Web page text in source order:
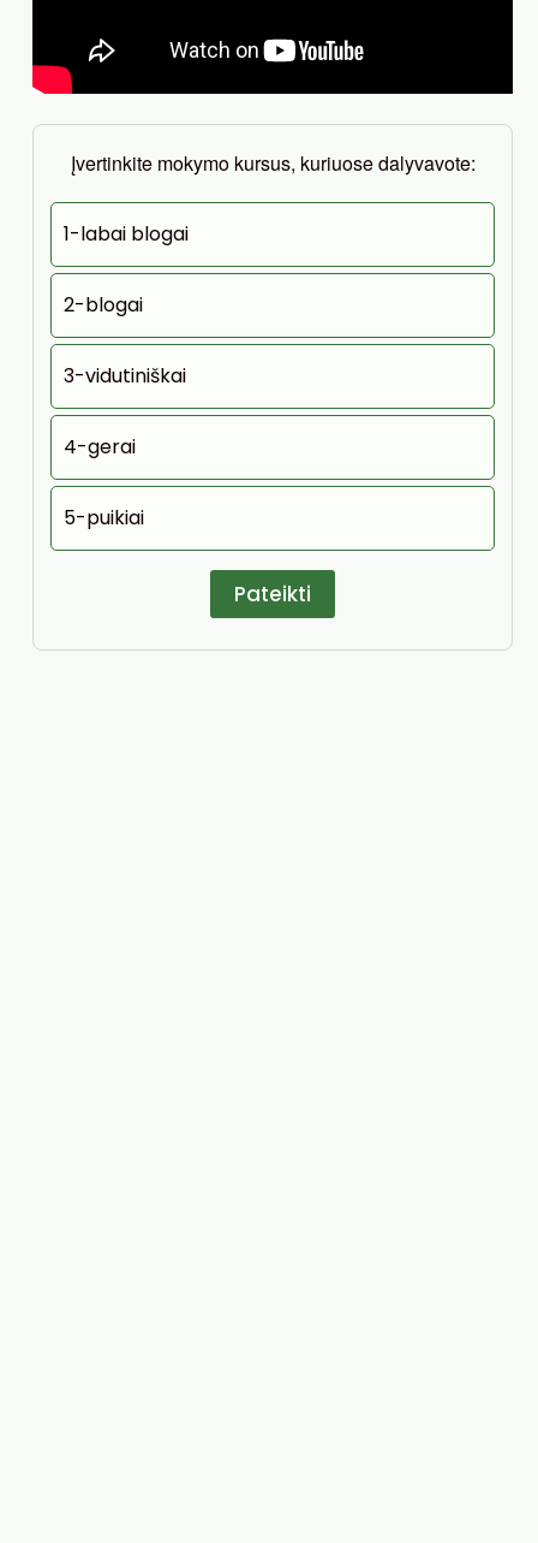
Įvertinkite mokymo kursus, kuriuose dalyvavote:
1-labai blogai
2-blogai
3-vidutiniškai
4-gerai
5-puikiai